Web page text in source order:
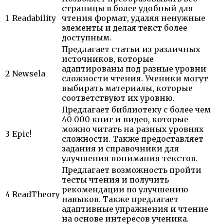
1 Readability
страницы в более удобный для
чтения формат, удаляя ненужные
элементы и делая текст более
доступным.
2 Newsela
Предлагает статьи из различных
источников, которые
адаптированы под разные уровни
сложности чтения. Ученики могут
выбирать материалы, которые
соответствуют их уровню.
3 Epic!
Предлагает библиотеку с более чем
40 000 книг и видео, которые
можно читать на разных уровнях
сложности. Также предоставляет
задания и справочники для
улучшения понимания текстов.
4 ReadTheory
Предлагает возможность пройти
тесты чтения и получить
рекомендации по улучшению
навыков. Также предлагает
адаптивные упражнения и чтение
на основе интересов ученика.